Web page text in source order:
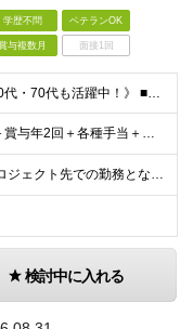
学歴不問 ベテランOK
与複数月 面接1回
《年齢不問／50代・60代・70代も活躍中！》 ■JavaまたはC言語系（C#、C++、C）を使用した開発経験をお持ちの方 ■学歴不問 「定年を迎えたが、まだまだ頑張りたい」 「技術の現場から離れて
月給35万円～45万円＋賞与年2回＋各種手当＋残業代全額支給 ※経験・能力、前職給与を考慮の上、決定いたします ※試用期間3ヵ月(試用期間中と本採用後の待遇の差異はありません) ＊＊ 安定した収入
■戸塚または川崎のプロジェクト先での勤務となります ■転居を伴う転勤はありません ※他案件へ参画の場合は、本社または神奈川・都内のプロジェクト先での勤務となります 【本社】 神奈川県横浜市中区富士
検討中に入れる